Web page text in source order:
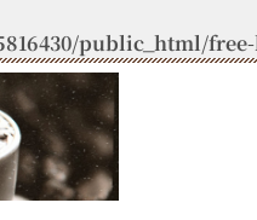
public_html/